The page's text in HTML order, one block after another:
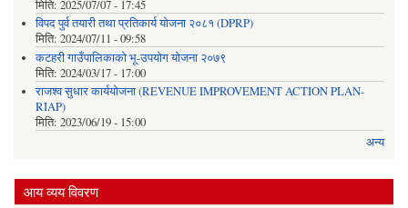
मिति: 2025/07/07 - 17:45
विपद पुर्व तयारी तथा प्रतिकार्य योजना २०८१ (DPRP)
मिति: 2024/07/11 - 09:58
कटहरी गाउँपालिकाको भू-उपयोग योजना २०७९
मिति: 2024/03/17 - 17:00
राजश्व सुधार कार्ययोजना (REVENUE IMPROVEMENT ACTION PLAN-
RIAP)
मिति: 2023/06/19 - 15:00
अन्य
आय व्यय विवरण